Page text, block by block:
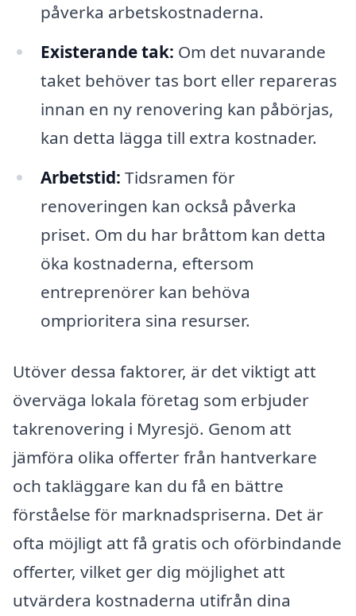
påverka arbetskostnaderna.
Existerande tak: Om det nuvarande
taket behöver tas bort eller repareras
innan en ny renovering kan påbörjas,
kan detta lägga till extra kostnader.
Arbetstid: Tidsramen för
renoveringen kan också påverka
priset. Om du har bråttom kan detta
öka kostnaderna, eftersom
entreprenörer kan behöva
omprioritera sina resurser.
Utöver dessa faktorer, är det viktigt att
överväga lokala företag som erbjuder
takrenovering i Myresjö. Genom att
jämföra olika offerter från hantverkare
och takläggare kan du få en bättre
förståelse för marknadspriserna. Det är
ofta möjligt att få gratis och oförbindande
offerter, vilket ger dig möjlighet att
utvärdera kostnaderna utifrån dina